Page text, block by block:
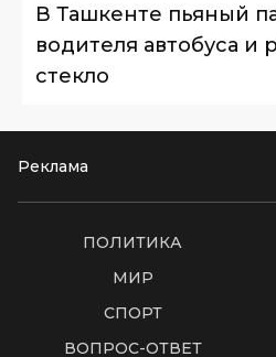
В Ташкенте пьяный
водителя автобуса и
стекло
Реклама
ПОЛИТИКА
МИР
СПОРТ
ВОПРОС-ОТВЕТ